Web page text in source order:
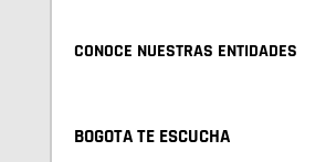
CONOCE NUESTRAS ENTIDADES
BOGOTA TE ESCUCHA